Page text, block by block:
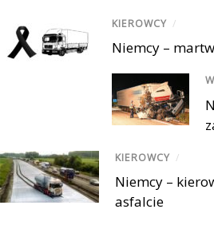
KIEROWCY /
Niemcy –
KIEROWCY /
Niemcy –
asfalcie